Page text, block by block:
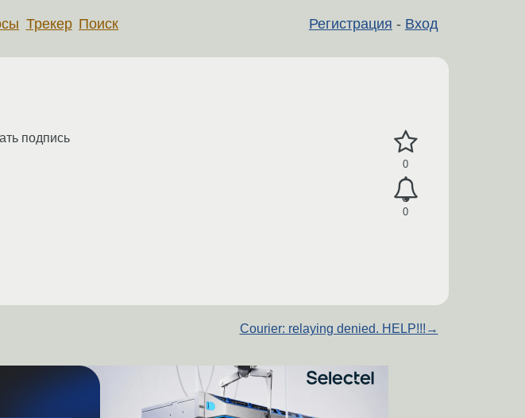
Регистрация - Вход
Трекер Поиск
0
0
подпись
Courier: relaying denied. HELP!!! →